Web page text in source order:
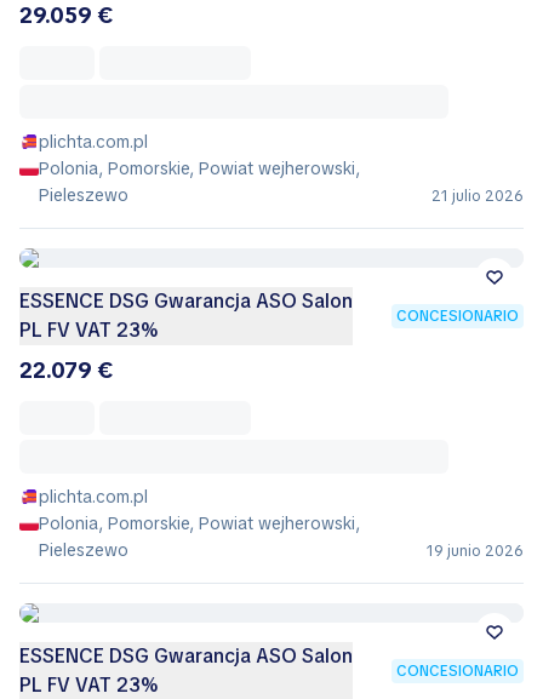
29.059 €
plichta.com.pl
Polonia, Pomorskie, Powiat wejherowski,
Pieleszewo
21 julio 2026
ESSENCE DSG Gwarancja ASO Salon
PL FV VAT 23%
CONCESIONARIO
22.079 €
plichta.com.pl
Polonia, Pomorskie, Powiat wejherowski,
Pieleszewo
19 junio 2026
ESSENCE DSG Gwarancja ASO Salon
PL FV VAT 23%
CONCESIONARIO